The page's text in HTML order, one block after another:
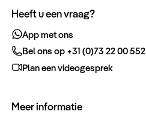
Heeft u een vraag?
App met ons
Bel ons op +31 (0)73 22 00 552
Plan een videogesprek
Meer informatie